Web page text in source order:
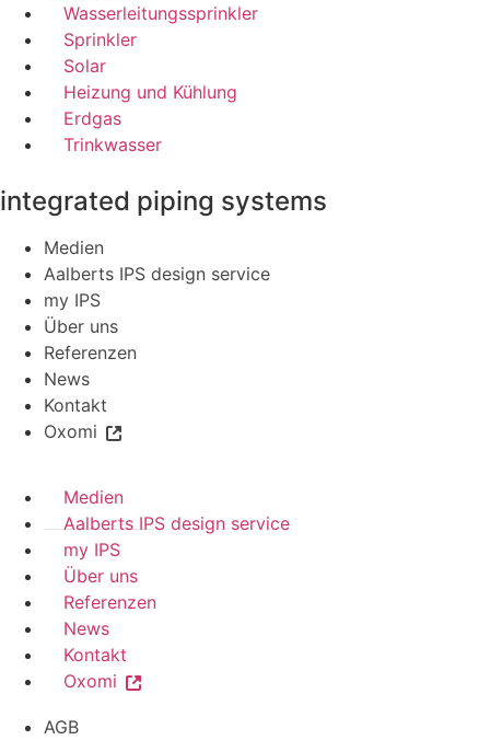
Wasserleitungssprinkler
Sprinkler
Solar
Heizung und Kühlung
Erdgas
Trinkwasser
integrated piping systems
Medien
Aalberts IPS design service
my IPS
Über uns
Referenzen
News
Kontakt
Oxomi
Medien
Aalberts IPS design service
my IPS
Über uns
Referenzen
News
Kontakt
Oxomi
AGB